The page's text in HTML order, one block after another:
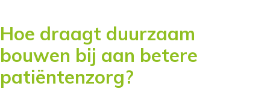
Hoe draagt duurzaam
bouwen bij aan betere
patiëntenzorg?